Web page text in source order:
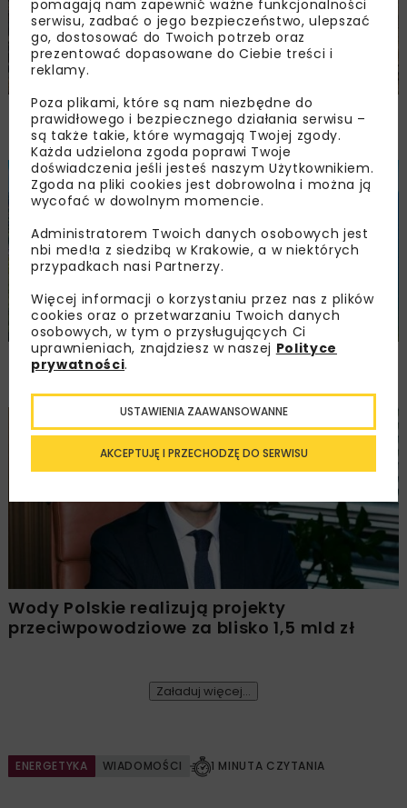
Trzuskawica wzmacnia pozycję na rynku
kruszyw poprzez połączenie z Tribag
BUDOWNICTWO WIADOMOŚCI WYDARZENIA
NIK: samowole budowlane w Pomorskiem
poza skutecznym nadzorem
HYDROTECHNIKA WIADOMOŚCI WYDARZENIA
Wody Polskie realizują projekty
przeciwpowodziowe za blisko 1,5 mld zł
Załaduj więcej...
ENERGETYKA WIADOMOŚCI 1 MINUTA CZYTANIA
pomagają nam zapewnić ważne funkcjonalności
serwisu, zadbać o jego bezpieczeństwo, ulepszać
go, dostosować do Twoich potrzeb oraz
prezentować dopasowane do Ciebie treści i
reklamy.
Poza plikami, które są nam niezbędne do
prawidłowego i bezpiecznego działania serwisu –
są także takie, które wymagają Twojej zgody.
Każda udzielona zgoda poprawi Twoje
doświadczenia jeśli jesteś naszym Użytkownikiem.
Zgoda na pliki cookies jest dobrowolna i można ją
wycofać w dowolnym momencie.
Administratorem Twoich danych osobowych jest
nbi med!a z siedzibą w Krakowie, a w niektórych
przypadkach nasi Partnerzy.
Więcej informacji o korzystaniu przez nas z plików
cookies oraz o przetwarzaniu Twoich danych
osobowych, w tym o przysługujących Ci
uprawnieniach, znajdziesz w naszej Polityce
prywatności.
AKCEPTUJĘ I PRZECHODZĘ DO SERWISU
USTAWIENIA ZAAWANSOWANNE